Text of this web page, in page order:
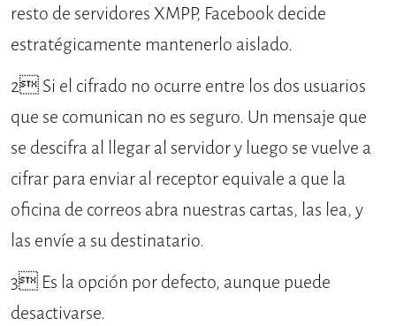
resto de servidores XMPP, Facebook decide
estratégicamente mantenerlo aislado.
2 Si el cifrado no ocurre entre los dos usuarios
que se comunican no es seguro. Un mensaje que
se descifra al llegar al servidor y luego se vuelve a
cifrar para enviar al receptor equivale a que la
oficina de correos abra nuestras cartas, las lea, y
las envíe a su destinatario.
3 Es la opción por defecto, aunque puede
desactivarse.